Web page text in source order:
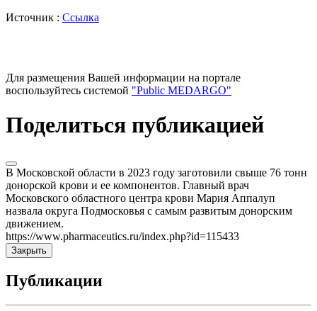
Источник : Ссылка
Для размещения Вашей информации на портале
воспользуйтесь системой "Public MEDARGO"
Поделиться публикацией
В Московской области в 2023 году заготовили свыше 76 тонн
донорской крови и ее компонентов. Главный врач
Московского областного центра крови Мария Аппалуп
назвала округа Подмосковья с самым развитым донорским
движением.
https://www.pharmaceutics.ru/index.php?id=115433
Закрыть
Публикации